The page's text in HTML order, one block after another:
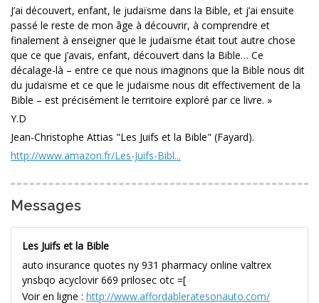
J’ai découvert, enfant, le judaïsme dans la Bible, et j’ai ensuite
passé le reste de mon âge à découvrir, à comprendre et
finalement à enseigner que le judaïsme était tout autre chose
que ce que j’avais, enfant, découvert dans la Bible… Ce
décalage-là – entre ce que nous imaginons que la Bible nous dit
du judaïsme et ce que le judaïsme nous dit effectivement de la
Bible – est précisément le territoire exploré par ce livre. »
Y.D
Jean-Christophe Attias "Les Juifs et la Bible" (Fayard).
http://www.amazon.fr/Les-Juifs-Bibl...
Messages
Les Juifs et la Bible
auto insurance quotes ny 931 pharmacy online valtrex
ynsbqo acyclovir 669 prilosec otc =[
Voir en ligne : http://www.affordableratesonauto.com/